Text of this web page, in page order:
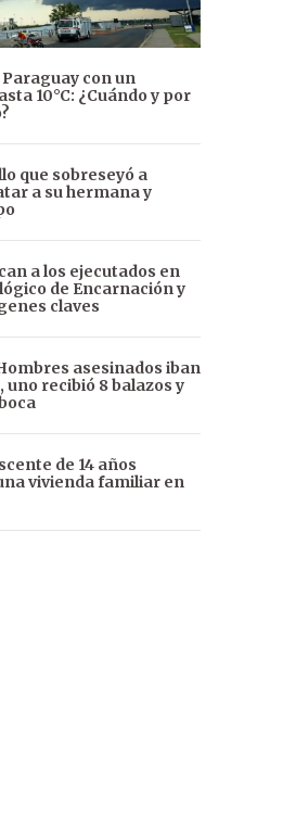
con un
10°C: ¿Cuándo y por
que sobreseyó a
a su hermana y
a los ejecutados en
de Encarnación y
claves
asesinados iban
recibió 8 balazos y
de 14 años
vivienda familiar en